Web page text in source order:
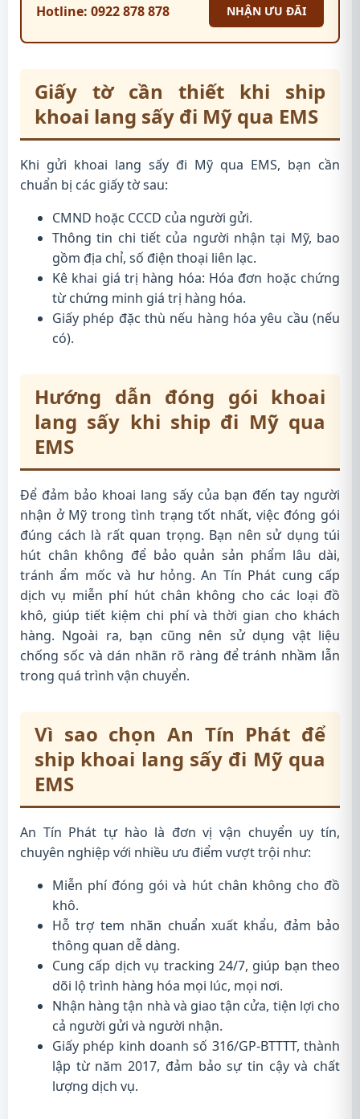
Hotline: 0922 878 878 NHẬN ƯU ĐÃI
Giấy tờ cần thiết khi ship
khoai lang sấy đi Mỹ qua EMS
Khi gửi khoai lang sấy đi Mỹ qua EMS, bạn cần
chuẩn bị các giấy tờ sau:
CMND hoặc CCCD của người gửi.
Thông tin chi tiết của người nhận tại Mỹ, bao
gồm địa chỉ, số điện thoại liên lạc.
Kê khai giá trị hàng hóa: Hóa đơn hoặc chứng
từ chứng minh giá trị hàng hóa.
Giấy phép đặc thù nếu hàng hóa yêu cầu (nếu
có).
Hướng dẫn đóng gói khoai
lang sấy khi ship đi Mỹ qua
EMS
Để đảm bảo khoai lang sấy của bạn đến tay người
nhận ở Mỹ trong tình trạng tốt nhất, việc đóng gói
đúng cách là rất quan trọng. Bạn nên sử dụng túi
hút chân không để bảo quản sản phẩm lâu dài,
tránh ẩm mốc và hư hỏng. An Tín Phát cung cấp
dịch vụ miễn phí hút chân không cho các loại đồ
khô, giúp tiết kiệm chi phí và thời gian cho khách
hàng. Ngoài ra, bạn cũng nên sử dụng vật liệu
chống sốc và dán nhãn rõ ràng để tránh nhầm lẫn
trong quá trình vận chuyển.
Vì sao chọn An Tín Phát để
ship khoai lang sấy đi Mỹ qua
EMS
An Tín Phát tự hào là đơn vị vận chuyển uy tín,
chuyên nghiệp với nhiều ưu điểm vượt trội như:
Miễn phí đóng gói và hút chân không cho đồ
khô.
Hỗ trợ tem nhãn chuẩn xuất khẩu, đảm bảo
thông quan dễ dàng.
Cung cấp dịch vụ tracking 24/7, giúp bạn theo
dõi lộ trình hàng hóa mọi lúc, mọi nơi.
Nhận hàng tận nhà và giao tận cửa, tiện lợi cho
cả người gửi và người nhận.
Giấy phép kinh doanh số 316/GP-BTTTT, thành
lập từ năm 2017, đảm bảo sự tin cậy và chất
lượng dịch vụ.